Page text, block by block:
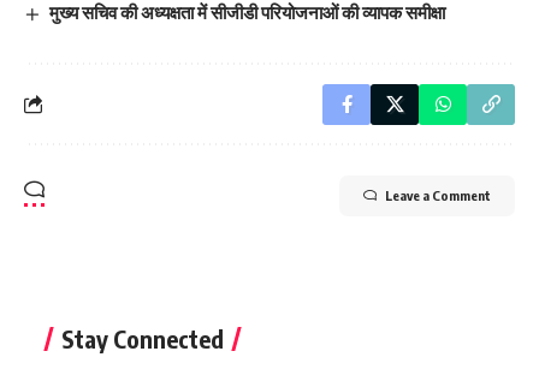
मुख्य सचिव की अध्यक्षता में सीजीडी परियोजनाओं की व्यापक समीक्षा
Leave a Comment
Stay Connected